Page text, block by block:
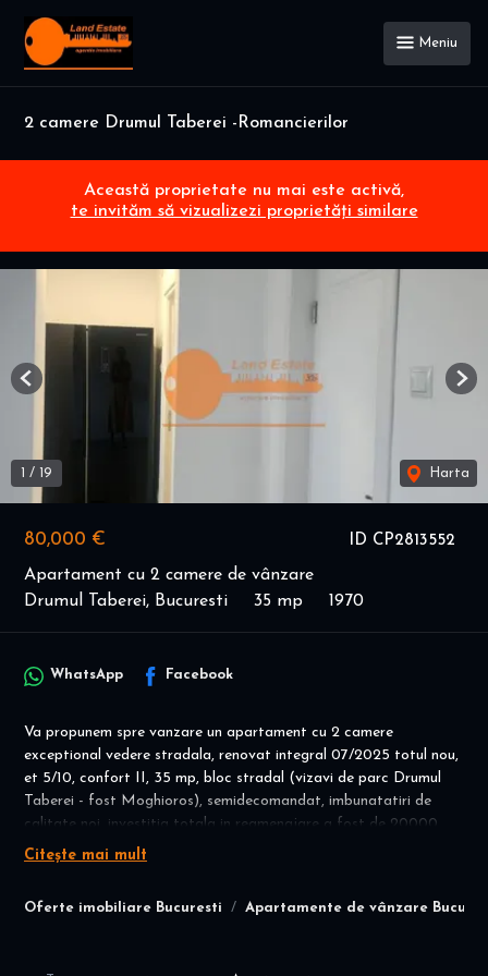
Meniu
2 camere Drumul Taberei -Romancierilor
Această proprietate nu mai este activă,
te invităm să vizualizezi proprietăți similare
ID CP2813552
80,000 €
Apartament cu 2 camere de vânzare
Drumul Taberei, Bucuresti
35 mp 1970
/ 19 Harta
Previous
Oferte imobiliare Bucuresti Apartamente de vânzare
WhatsApp Facebook
Va propunem spre vanzare un apartament cu 2 camere
exceptional vedere stradala, renovat integral 07/2025 totul nou,
et 5/10, confort II, 35 mp, bloc stradal (vizavi de parc Drumul
Taberei - fost Moghioros), semidecomandat, imbunatatiri de
calitate noi, investitia totala in reamenajare a fost de 20000
euro (incluzand bucatarie mobilata/ utilata si AC): usi interior,
Citește mai mult